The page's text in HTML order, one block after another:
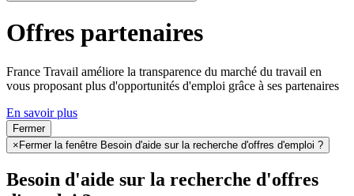
Offres partenaires
France Travail améliore la transparence du marché du travail en
vous proposant plus d'opportunités d'emploi grâce à ses partenaires
En savoir plus
Fermer
× Fermer la fenêtre Besoin d'aide sur la recherche d'offres d'emploi ?
Besoin d'aide sur la recherche d'offres